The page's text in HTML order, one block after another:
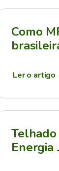
Como
Ler o artigo
Energia